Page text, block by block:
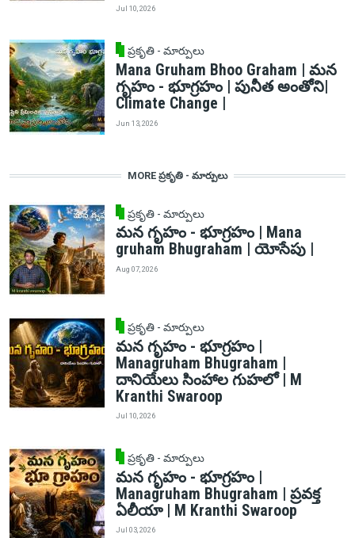
Jul 10, 2026
ప్రకృతి - మార్పులు
Mana Gruham Bhoo Graham | మన
గృహం - భూగ్రహం | పునీత అంతోని|
Climate Change |
Jun 13, 2026
MORE ప్రకృతి - మార్పులు
ప్రకృతి - మార్పులు
మన గృహం - భూగ్రహం | Mana
gruham Bhugraham | యోసేపు |
Aug 07, 2026
ప్రకృతి - మార్పులు
మన గృహం - భూగ్రహం |
Managruham Bhugraham |
దానియేలు సింహాల గుహలో | M
Kranthi Swaroop
Jul 10, 2026
ప్రకృతి - మార్పులు
మన గృహం - భూగ్రహం |
Managruham Bhugraham | ప్రవక్త
ఏలీయా | M Kranthi Swaroop
Jul 03, 2026